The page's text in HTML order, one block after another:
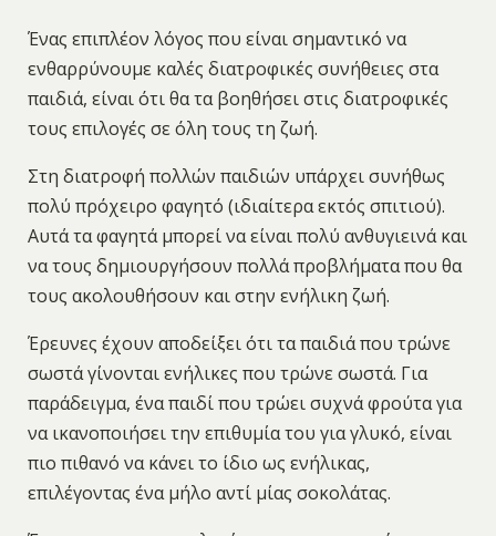
Ένας επιπλέον λόγος που είναι σημαντικό να
ενθαρρύνουμε καλές διατροφικές συνήθειες στα
παιδιά, είναι ότι θα τα βοηθήσει στις διατροφικές
τους επιλογές σε όλη τους τη ζωή.
Στη διατροφή πολλών παιδιών υπάρχει συνήθως
πολύ πρόχειρο φαγητό (ιδιαίτερα εκτός σπιτιού).
Αυτά τα φαγητά μπορεί να είναι πολύ ανθυγιεινά και
να τους δημιουργήσουν πολλά προβλήματα που θα
τους ακολουθήσουν και στην ενήλικη ζωή.
Έρευνες έχουν αποδείξει ότι τα παιδιά που τρώνε
σωστά γίνονται ενήλικες που τρώνε σωστά. Για
παράδειγμα, ένα παιδί που τρώει συχνά φρούτα για
να ικανοποιήσει την επιθυμία του για γλυκό, είναι
πιο πιθανό να κάνει το ίδιο ως ενήλικας,
επιλέγοντας ένα μήλο αντί μίας σοκολάτας.